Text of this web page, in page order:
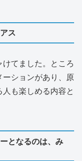
ス
てました。ところ
ションがあり、原
も楽しめる内容と
となるのは、み